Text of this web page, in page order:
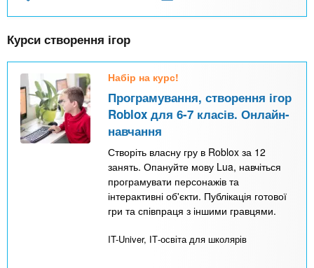
Курси створення ігор
Набір на курс!
Програмування, створення ігор
Roblox для 6-7 класів. Онлайн-
навчання
Створіть власну гру в Roblox за 12
занять. Опануйте мову Lua, навчіться
програмувати персонажів та
інтерактивні об'єкти. Публікація готової
гри та співпраця з іншими гравцями.
IT-Univer, ІТ-освіта для школярів